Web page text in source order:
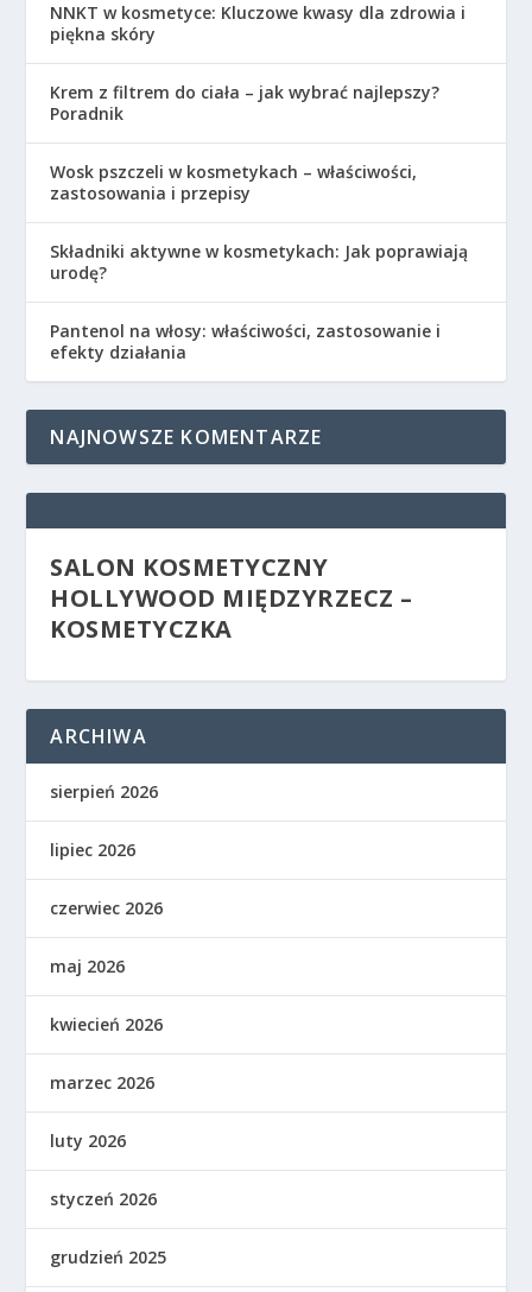
NNKT w kosmetyce: Kluczowe kwasy dla zdrowia i
piękna skóry
Krem z filtrem do ciała – jak wybrać najlepszy?
Poradnik
Wosk pszczeli w kosmetykach – właściwości,
zastosowania i przepisy
Składniki aktywne w kosmetykach: Jak poprawiają
urodę?
Pantenol na włosy: właściwości, zastosowanie i
efekty działania
NAJNOWSZE KOMENTARZE
SALON KOSMETYCZNY
HOLLYWOOD MIĘDZYRZECZ –
KOSMETYCZKA
ARCHIWA
sierpień 2026
lipiec 2026
czerwiec 2026
maj 2026
kwiecień 2026
marzec 2026
luty 2026
styczeń 2026
grudzień 2025